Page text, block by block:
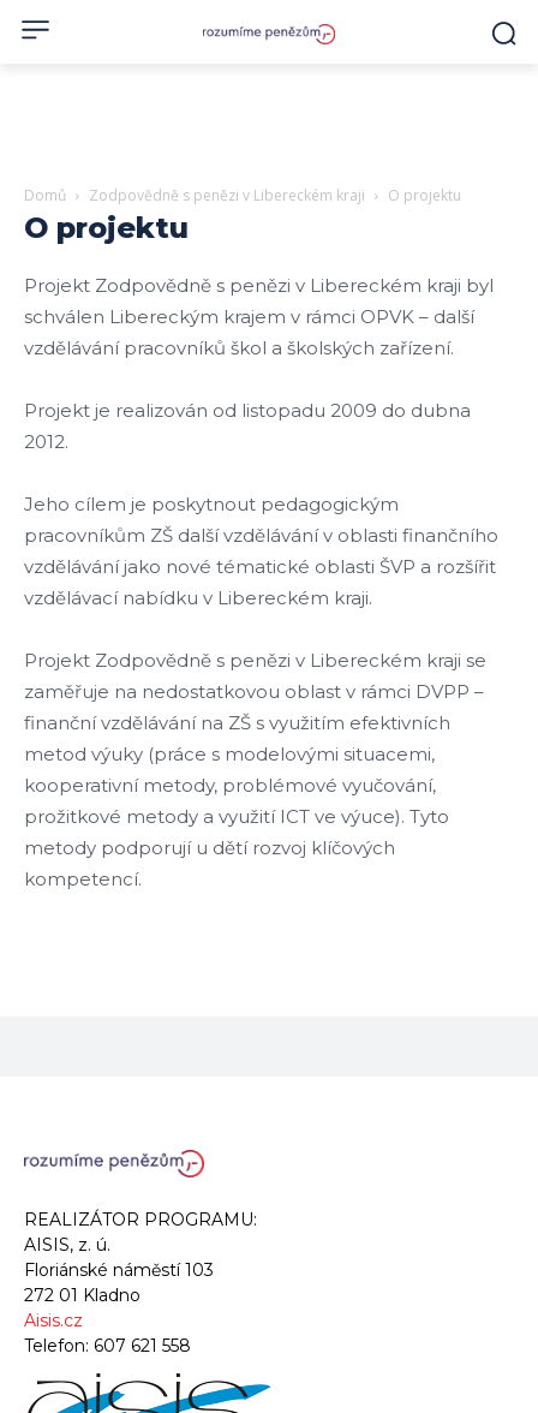
Domů Zodpovědně s penězi v Libereckém kraji O projektu
O projektu
Projekt Zodpovědně s penězi v Libereckém kraji byl
schválen Libereckým krajem v rámci OPVK – další
vzdělávání pracovníků škol a školských zařízení.
Projekt je realizován od listopadu 2009 do dubna
2012.
Jeho cílem je poskytnout pedagogickým
pracovníkům ZŠ další vzdělávání v oblasti finančního
vzdělávání jako nové tématické oblasti ŠVP a rozšířit
vzdělávací nabídku v Libereckém kraji.
Projekt Zodpovědně s penězi v Libereckém kraji se
zaměřuje na nedostatkovou oblast v rámci DVPP –
finanční vzdělávání na ZŠ s využitím efektivních
metod výuky (práce s modelovými situacemi,
kooperativní metody, problémové vyučování,
prožitkové metody a využití ICT ve výuce). Tyto
metody podporují u dětí rozvoj klíčových
kompetencí.
REALIZÁTOR PROGRAMU:
AISIS, z. ú.
Floriánské náměstí 103
272 01 Kladno
Aisis.cz
Telefon: 607 621 558